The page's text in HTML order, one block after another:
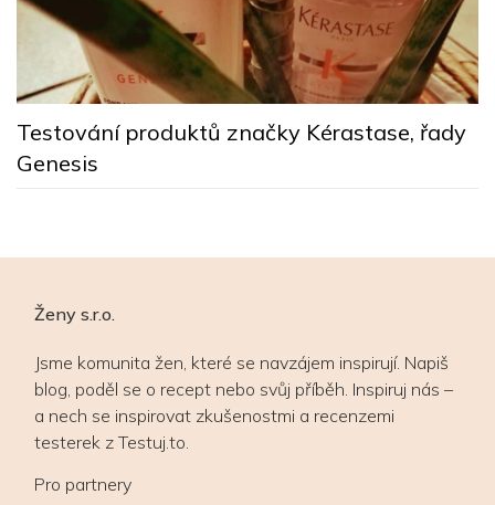
Testování produktů značky Kérastase, řady
Genesis
Ženy s.r.o.
Jsme komunita žen, které se navzájem inspirují. Napiš
blog, poděl se o recept nebo svůj příběh. Inspiruj nás –
a nech se inspirovat zkušenostmi a recenzemi
testerek z Testuj.to.
Pro partnery